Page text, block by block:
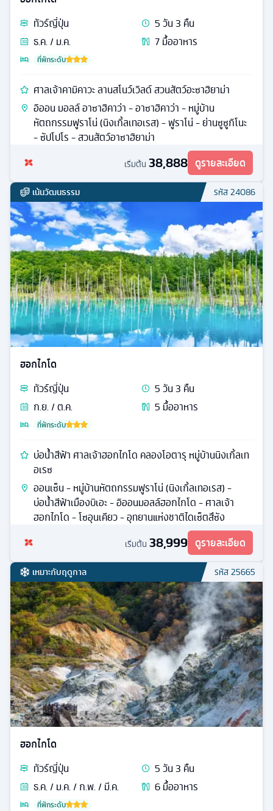
ทัวร์ญี่ปุ่น 5วัน3 คืน
ธ.ค. / ม.ค.
7มื้ออาหาร
ที่พักระดับ
ศาลเจ้าคามิคาวะ ลานสโนว์เวิลด์ สวนสัตว์อะซาฮิยาม่า
อิออน มอลล์ อาซาฮิคาว่า - อาซาฮิคาว่า - หมู่บ้าน
หัตถกรรมฟูราโน่ (นิงเกิ้ลเทอเรส) - ฟูราโน่ - ย่านซูซูกิโนะ
- ซัปโปโร - สวนสัตว์อาซาฮิยาม่า
เริ่มต้น 38,888 ดูรายละเอียด
เน้นวัฒนธรรม รหัส24086
ฮอกไกโด
ทัวร์ญี่ปุ่น 5วัน3 คืน
ก.ย. / ต.ค.
5 มื้ออาหาร
ที่พักระดับ
บ่อน้ำสีฟ้า ศาลเจ้าฮอกไกโด คลองโอตารุ หมู่บ้านนิงเกิ้ลเท
อเรซ
ออนเซ็น - หมู่บ้านหัตถกรรมฟูราโน่ (นิงเกิ้ลเทอเรส) -
บ่อน้ำสีฟ้าเมืองบิเอะ - อิออนมอลล์ฮอกไกโด - ศาลเจ้า
ฮอกไกโด - โซอุนเคียว - อุทยานแห่งชาติไดเซ็ตสึซัง
เริ่มต้น 38,999 ดูรายละเอียด
เหมาะกับฤดูกาล รหัส25665
ฮอกไกโด
ทัวร์ญี่ปุ่น 5วัน3 คืน
ธ.ค. / ม.ค. / ก.พ. / มี.ค.
6มื้ออาหาร
ที่พักระดับ